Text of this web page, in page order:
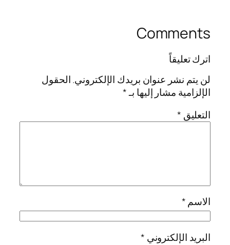
Comments
اترك تعليقاً
لن يتم نشر عنوان بريدك الإلكتروني.الحقول
الإلزامية مشار إليها بـ*
التعليق *
الاسم*
البريد الإلكتروني *